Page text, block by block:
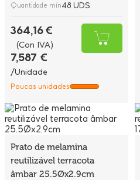
Quantidade mín48 UDS
364,16 €
(Con IVA)
7,587 €
/Unidade
Poucas unidades
Prato de melamina
reutilizável terracota
âmbar 25.5Øx2.9cm